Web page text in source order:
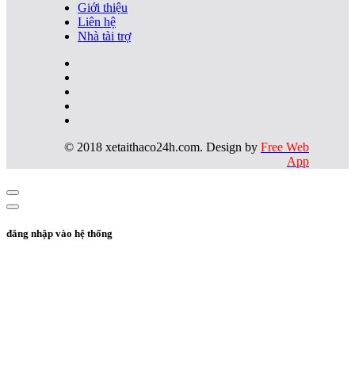
Giới thiệu
Liên hệ
Nhà tài trợ
© 2018 xetaithaco24h.com. Design by Free Web
App
đăng nhập vào hệ thống